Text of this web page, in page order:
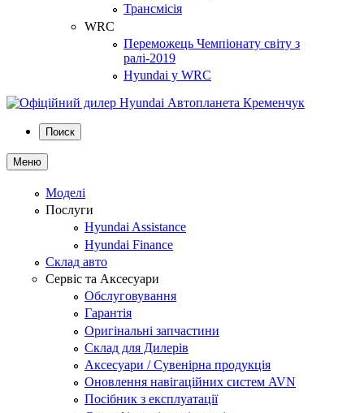
Трансмісія
WRC
Переможець Чемпіонату світу з
ралі-2019
Hyundai у WRC
Поиск
Меню
Моделі
Послуги
Hyundai Assistance
Hyundai Finance
Склад авто
Сервіс та Аксесуари
Обслуговування
Гарантія
Оригінальні запчастини
Склад для Дилерів
Аксесуари / Сувенірна продукція
Оновлення навігаційних систем AVN
Посібник з експлуатації